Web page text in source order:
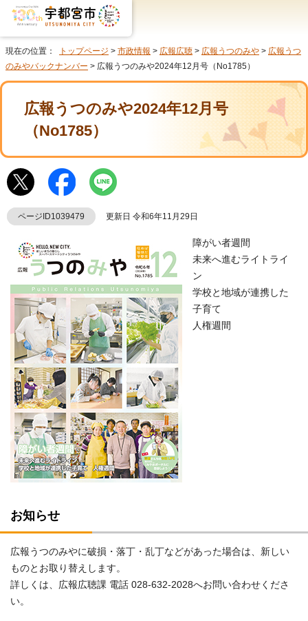
現在の位置： トップページ > 市政情報 > 広報広聴 > 広報うつのみや > 広報うつ
のみやバックナンバー > 広報うつのみや2024年12月号（No1785）
広報うつのみや2024年12月号
（No1785）
ページID1039479 更新日 令和6年11月29日
障がい者週間
未来へ進むライトライ
ン
学校と地域が連携した
子育て
人権週間
お知らせ
広報うつのみやに破損・落丁・乱丁などがあった場合は、新しい
ものとお取り替えします。
詳しくは、広報広聴課 電話 028-632-2028へお問い合わせくださ
い。